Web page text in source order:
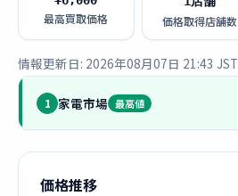
最高買取価格 価格取得店舗数
情報更新日: 2026年08月07日 21:43 JST
1 家電市場 最高値
価格推移